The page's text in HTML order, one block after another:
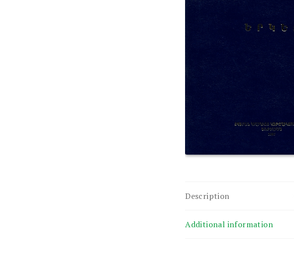
Description
Additional information